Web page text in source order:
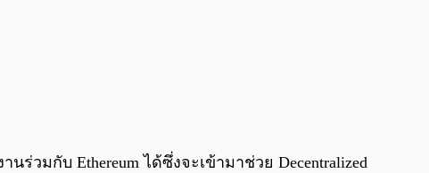
วมกับ Ethereum ได้ซึ่งจะเข้ามาช่วย Decentralized